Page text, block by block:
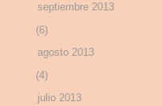
septiembre 2013
(6)
agosto 2013
(4)
julio 2013